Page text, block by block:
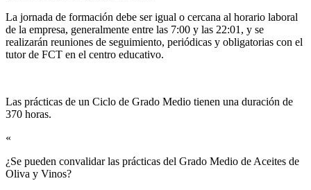
La jornada de formación debe ser igual o cercana al horario laboral
de la empresa, generalmente entre las 7:00 y las 22:01, y se
realizarán reuniones de seguimiento, periódicas y obligatorias con el
tutor de FCT en el centro educativo.
Las prácticas de un Ciclo de Grado Medio tienen una duración de
370 horas.
«
¿Se pueden convalidar las prácticas del Grado Medio de Aceites de
Oliva y Vinos?​